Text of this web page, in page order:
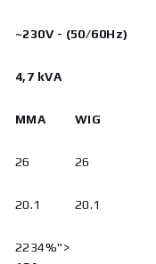
~230V - (50/60Hz)
4,7 kVA
MMA WIG
26 26
20.1 20.1
2234%">